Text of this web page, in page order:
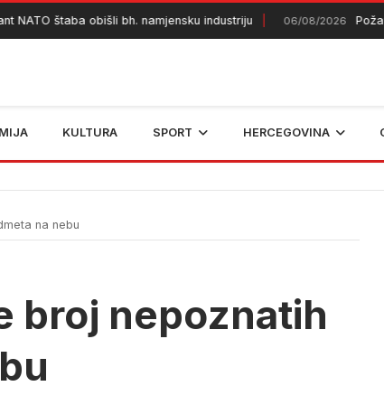
štaba obišli bh. namjensku industriju 06/08/2026 Požar
KULTURA SPORT HERCEGOVINA
na nebu
broj nepoznatih